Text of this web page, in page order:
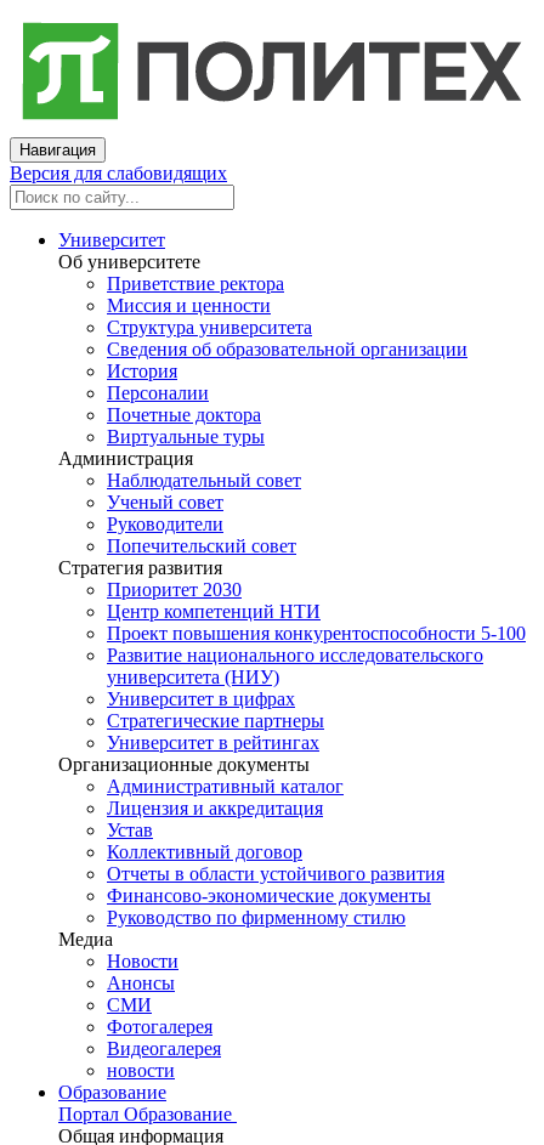
Навигация
Версия для слабовидящих
Университет
Об университете
Приветствие ректора
Миссия и ценности
Структура университета
Сведения об образовательной организации
История
Персоналии
Почетные доктора
Виртуальные туры
Администрация
Наблюдательный совет
Ученый совет
Руководители
Попечительский совет
Стратегия развития
Приоритет 2030
Центр компетенций НТИ
Проект повышения конкурентоспособности 5-100
Развитие национального исследовательского
университета (НИУ)
Университет в цифрах
Стратегические партнеры
Университет в рейтингах
Организационные документы
Административный каталог
Лицензия и аккредитация
Устав
Коллективный договор
Отчеты в области устойчивого развития
Финансово-экономические документы
Руководство по фирменному стилю
Медиа
Новости
Анонсы
СМИ
Фотогалерея
Видеогалерея
новости
Образование
Портал Образование
Общая информация